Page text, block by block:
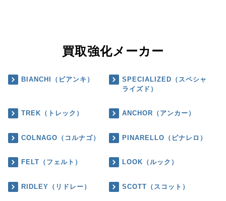
買取強化メーカー
BIANCHI（ビアンキ）
SPECIALIZED（スペシャ
ライズド）
TREK（トレック） ANCHOR（アンカー）
COLNAGO（コルナゴ） PINARELLO（ピナレロ）
FELT（フェルト） LOOK（ルック）
RIDLEY（リドレー） SCOTT（スコット）